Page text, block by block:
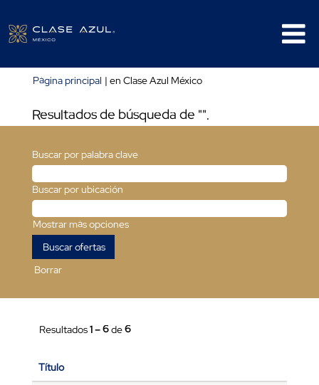
Página principal | en Clase Azul México(página
Resultados de búsqueda de "".
Buscar por palabra clave
Buscar por ubicación
Mostrar más opciones
Borrar
Resultados1 – 6de6
Título